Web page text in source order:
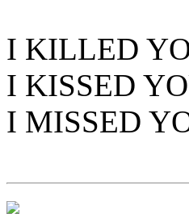
I KILLED
I KISSED
I MISSED